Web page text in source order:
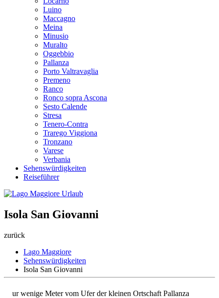
Luino
Maccagno
Meina
Minusio
Muralto
Oggebbio
Pallanza
Porto Valtravaglia
Premeno
Ranco
Ronco sopra Ascona
Sesto Calende
Stresa
Tenero-Contra
Trarego Viggiona
Tronzano
Varese
Verbania
Sehenswürdigkeiten
Reiseführer
Isola San Giovanni
zurück
Lago Maggiore
Sehenswürdigkeiten
Isola San Giovanni
ur wenige Meter vom Ufer der kleinen Ortschaft Pallanza